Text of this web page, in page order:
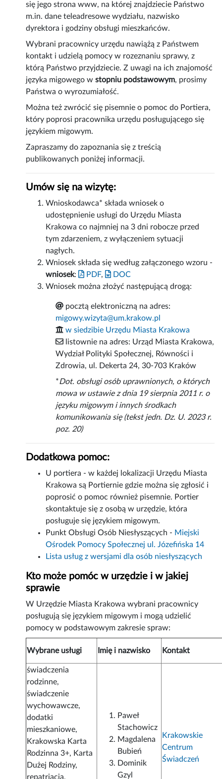
się jego strona www, na której znajdziecie Państwo
m.in. dane teleadresowe wydziału, nazwisko
dyrektora i godziny obsługi mieszkańców.
Wybrani pracownicy urzędu nawiążą z Państwem
kontakt i udzielą pomocy w rozeznaniu sprawy, z
którą Państwo przyjdziecie. Z uwagi na ich znajomość
języka migowego wstopniu podstawowym, prosimy
Państwa o wyrozumiałość.
Można też zwrócić się pisemnie o pomoc do Portiera,
który poprosi pracownika urzędu posługującego się
językiem migowym.
Zapraszamy do zapoznania się z treścią
publikowanych poniżej informacji.
Umów się na wizytę:
Wnioskodawca* składa wniosek o
udostępnienie usługi do Urzędu Miasta
Krakowa co najmniej na 3 dni robocze przed
tym zdarzeniem, z wyłączeniem sytuacji
nagłych.
Wniosek składa się według załączonego wzoru -
wniosek: PDF,
DOC
Wniosek można złożyć następującą drogą:
pocztą elektroniczną na adres:
migowy.wizyta@um.krakow.pl
w siedzibie Urzędu Miasta Krakowa
listownie na adres: Urząd Miasta Krakowa,
Wydział Polityki Społecznej, Równości i
Zdrowia, ul. Dekerta 24, 30-703 Kraków
*Dot. obsługi osób uprawnionych, o których
mowa w ustawie z dnia 19 sierpnia 2011 r. o
języku migowym i innych środkach
komunikowania się (tekst jedn. Dz. U. 2023 r.
poz. 20)
Dodatkowa pomoc:
U portiera - w każdej lokalizacji Urzędu Miasta
Krakowa są Portiernie gdzie można się zgłosić i
poprosić o pomoc również pisemnie. Portier
skontaktuje się z osobą w urzędzie, która
posługuje się językiem migowym.
Punkt Obsługi Osób Niesłyszących - Miejski
Ośrodek Pomocy Społecznej ul. Józefińska 14
Lista usług z wersjami dla osób niesłyszących
Kto może pomóc w urzędzie i w jakiej
sprawie
W Urzędzie Miasta Krakowa wybrani pracownicy
posługują się językiem migowym i mogą udzielić
pomocy w podstawowym zakresie spraw:
Wybrane usługi Imię i nazwisko Kontakt
świadczenia
rodzinne,
świadczenie
wychowawcze,
dodatki
mieszkaniowe,
Krakowska Karta
Rodzinna 3+, Karta
Dużej Rodziny,
repatriacja,
Paweł
Stachowicz
Magdalena
Bubień
Dominik
Gzyl
Krakowskie
Centrum
Świadczeń